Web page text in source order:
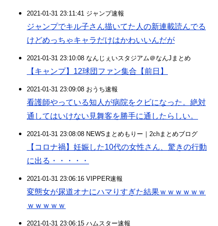
2021-01-31 23:11:41 ジャンプ速報
ジャンプでキル子さん描いてた人の新連載読んでる
けどめっちゃキャラだけはかわいいんだが
2021-01-31 23:10:08 なんじぇいスタジアム＠なんJまとめ
【キャンプ】12球団ファン集合【前日】
2021-01-31 23:09:08 おうち速報
看護師やっている知人が病院をクビになった。絶対
通してはいけない見舞客を勝手に通したらしい。
2021-01-31 23:08:08 NEWSまとめもりー｜2chまとめブログ
【コロナ禍】妊娠した10代の女性さん、驚きの行動
に出る・・・・・
2021-01-31 23:06:16 VIPPER速報
変態女が尿道オナにハマりすぎた結果ｗｗｗｗｗｗ
ｗｗｗｗｗ
2021-01-31 23:06:15 ハムスター速報